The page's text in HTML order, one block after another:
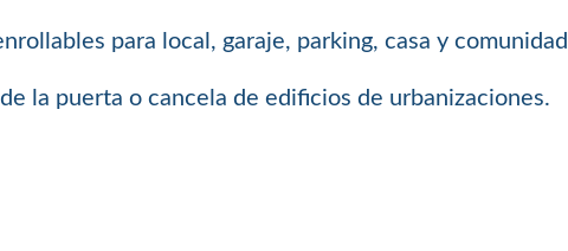
para local, garaje, parking, casa y
la puerta o cancela de edificios de urbanizaciones.